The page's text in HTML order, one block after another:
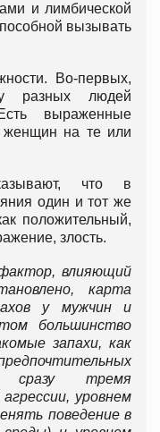
и лимбической
вызывать
Во-первых,
разных людей
выраженные
женщин на те или
что в
один и тот же
положительный,
злость.
влияющий
карта
у мужчин и
большинство
запахи, как
сразу тремя
уровнем
поведение в